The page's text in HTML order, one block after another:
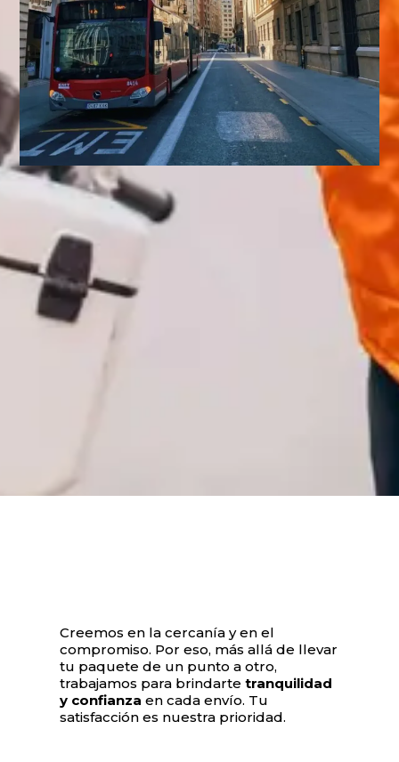
Creemos en la cercanía y en el
compromiso. Por eso, más allá de llevar
tu paquete de un punto a otro,
trabajamos para brindartetranquilidad
y confianza en cada envío. Tu
satisfacción es nuestra prioridad.